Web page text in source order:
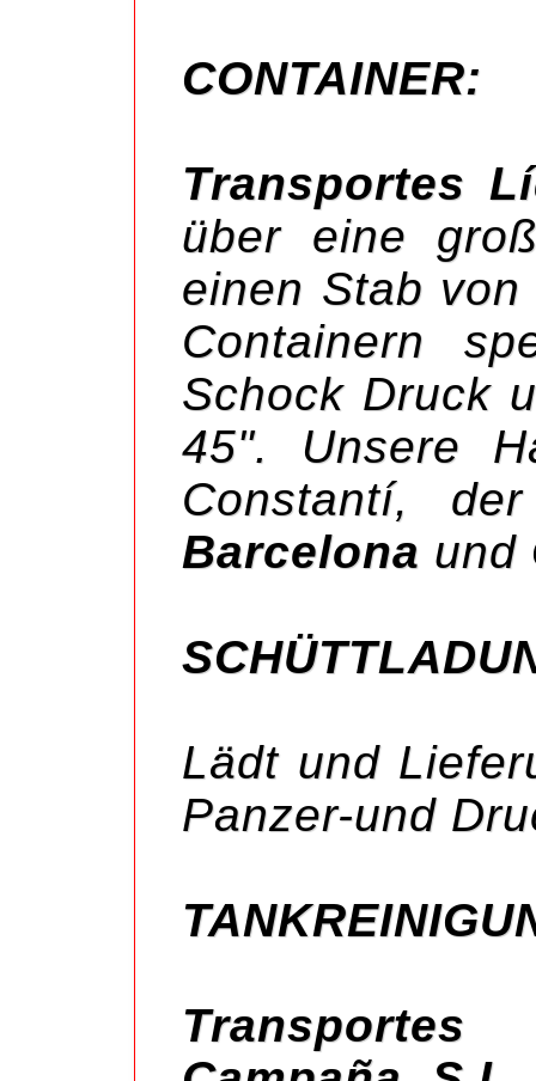
CONTAINER:
Transportes
über eine
einen Stab
Containern
Schock Druck
45". Unsere
Constantí,
Barcelona und
Lädt und
Panzer-und